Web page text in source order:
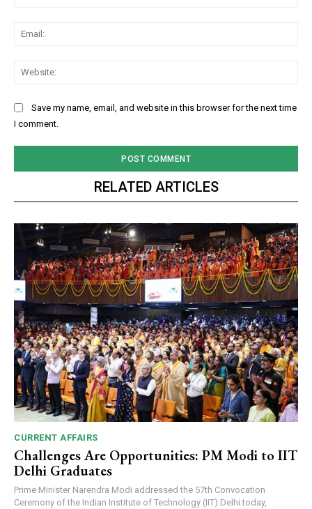
Save my name, email, and website in this browser for the next time
I comment.
RELATED ARTICLES
CURRENT AFFAIRS
Challenges Are Opportunities: PM Modi to IIT
Delhi Graduates
Prime Minister Narendra Modi addressed the 57th Convocation
Ceremony of the Indian Institute of Technology (IIT) Delhi today,